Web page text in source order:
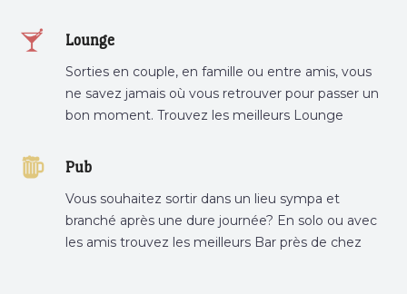
Lounge
Sorties en couple, en famille ou entre amis, vous
ne savez jamais où vous retrouver pour passer un
bon moment. Trouvez les meilleurs Lounge
Pub
Vous souhaitez sortir dans un lieu sympa et
branché après une dure journée? En solo ou avec
les amis trouvez les meilleurs Bar près de chez